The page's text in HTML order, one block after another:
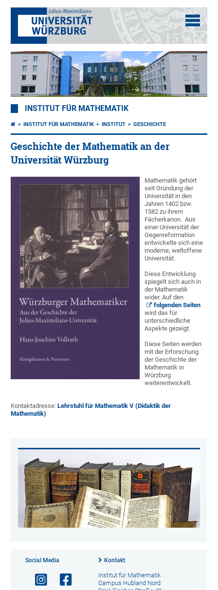
INSTITUT FÜR MATHEMATIK
INSTITUT FÜR MATHEMATIK INSTITUT GESCHICHTE
Geschichte der Mathematik an der
Universität Würzburg
Mathematik gehört
seit Gründung der
Universität in den
Jahren 1402 bzw.
1582 zu ihrem
Fächerkanon. Aus
einer Universität der
Gegenreformation
entwickelte sich eine
moderne, weltoffene
Universität.
Diese Entwicklung
spiegelt sich auch in
der Mathematik
wider. Auf den
folgenden Seiten
wird das für
unterschiedliche
Aspekte gezeigt.
Diese Seiten werden
mit der Erforschung
der Geschichte der
Mathematik in
Würzburg
weiterentwickelt.
Kontaktadresse:Lehrstuhl für Mathematik V (Didaktik der
Mathematik)
Social Media Kontakt
Institut für Mathematik
Campus Hubland Nord